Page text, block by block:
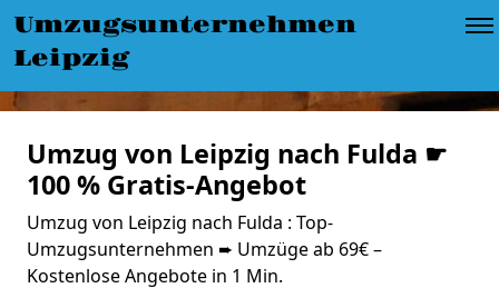
Umzugsunternehmen
Leipzig
Umzug von Leipzig nach Fulda ☛
100 % Gratis-Angebot
Umzug von Leipzig nach Fulda : Top-
Umzugsunternehmen ➨ Umzüge ab 69€ –
Kostenlose Angebote in 1 Min.